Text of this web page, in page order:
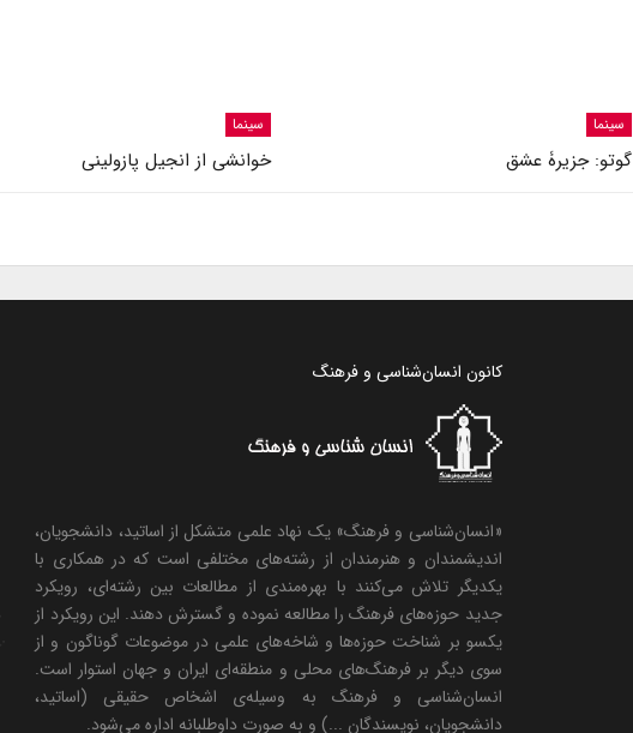
سینما
گوتو: جزیرۀ عشق
سینما
خوانشی از انجیل پازولینی
کانون انسان‌شناسی و فرهنگ
«انسان‌شناسی و فرهنگ» یک نهاد علمی متشکل از اساتید، دانشجویان،
اندیشمندان و هنرمندان از رشته‌های مختلفی است که در همکاری با
یکدیگر تلاش می‌کنند با بهره‌مندی از مطالعات بین رشته‌ای، رویکرد
جدید حوزه‌های فرهنگ را مطالعه نموده و گسترش دهند. این رویکرد از
یکسو بر شناخت حوزه‌ها و شاخه‌های علمی در موضوعات گوناگون و از
سوی دیگر بر فرهنگ‌های محلی و منطقه‌ای ایران و جهان استوار است.
انسان‌شناسی و فرهنگ به وسیله‌ی اشخاص حقیقی (اساتید،
دانشجویان، نویسندگان ...) و به صورت داوطلبانه اداره می‌شود.